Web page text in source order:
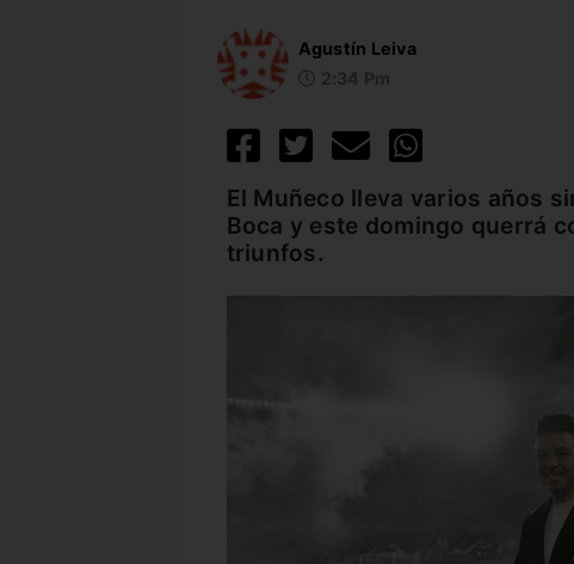
Agustín Leiva
El Muñeco lleva varios años
Boca y este domingo querrá
triunfos.